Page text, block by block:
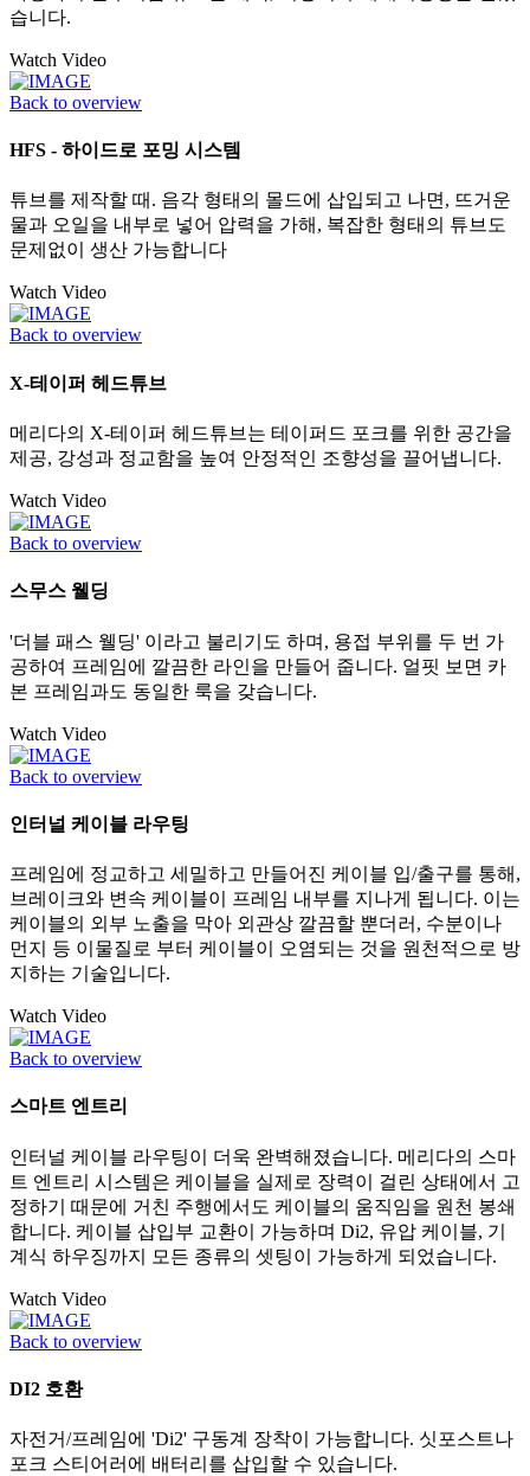
습니다.
Watch Video
Back to overview
HFS - 하이드로 포밍 시스템
튜브를 제작할 때. 음각 형태의 몰드에 삽입되고 나면, 뜨거운
물과 오일을 내부로 넣어 압력을 가해, 복잡한 형태의 튜브도
문제없이 생산 가능합니다
Watch Video
Back to overview
X-테이퍼 헤드튜브
메리다의 X-테이퍼 헤드튜브는 테이퍼드 포크를 위한 공간을
제공, 강성과 정교함을 높여 안정적인 조향성을 끌어냅니다.
Watch Video
Back to overview
스무스 웰딩
'더블 패스 웰딩' 이라고 불리기도 하며, 용접 부위를 두 번 가
공하여 프레임에 깔끔한 라인을 만들어 줍니다. 얼핏 보면 카
본 프레임과도 동일한 룩을 갖습니다.
Watch Video
Back to overview
인터널 케이블 라우팅
프레임에 정교하고 세밀하고 만들어진 케이블 입/출구를 통해,
브레이크와 변속 케이블이 프레임 내부를 지나게 됩니다. 이는
케이블의 외부 노출을 막아 외관상 깔끔할 뿐더러, 수분이나
먼지 등 이물질로 부터 케이블이 오염되는 것을 원천적으로 방
지하는 기술입니다.
Watch Video
Back to overview
스마트 엔트리
인터널 케이블 라우팅이 더욱 완벽해졌습니다. 메리다의 스마
트 엔트리 시스템은 케이블을 실제로 장력이 걸린 상태에서 고
정하기 때문에 거친 주행에서도 케이블의 움직임을 원천 봉쇄
합니다. 케이블 삽입부 교환이 가능하며 Di2, 유압 케이블, 기
계식 하우징까지 모든 종류의 셋팅이 가능하게 되었습니다.
Watch Video
Back to overview
DI2 호환
자전거/프레임에 'Di2' 구동계 장착이 가능합니다. 싯포스트나
포크 스티어러에 배터리를 삽입할 수 있습니다.